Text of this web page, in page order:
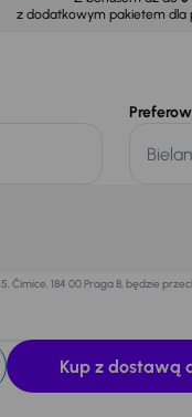
z dodatkowym pakietem dla
Čimice, 184 00 Praga 8, będzie
Kup z dostawą